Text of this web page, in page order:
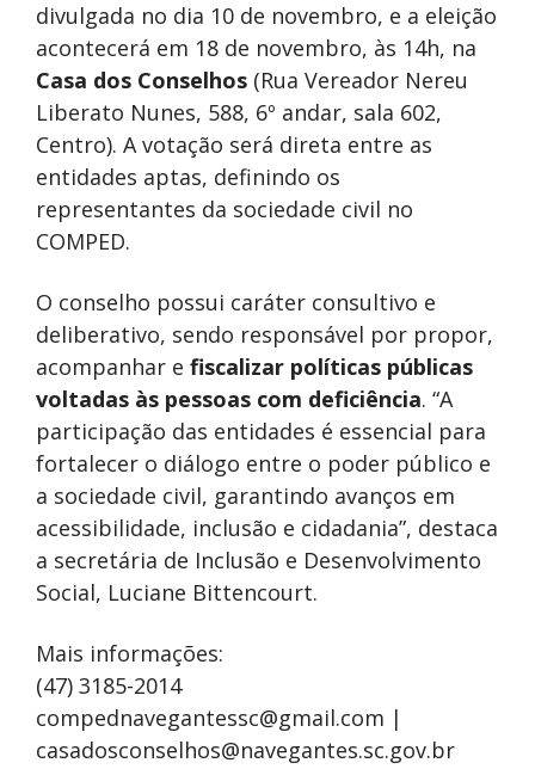
divulgada no dia 10 de novembro, e a eleição
acontecerá em 18 de novembro, às 14h, na
Casa dos Conselhos (Rua Vereador Nereu
Liberato Nunes, 588, 6º andar, sala 602,
Centro). A votação será direta entre as
entidades aptas, definindo os
representantes da sociedade civil no
COMPED.
O conselho possui caráter consultivo e
deliberativo, sendo responsável por propor,
acompanhar e fiscalizar políticas públicas
voltadas às pessoas com deficiência. “A
participação das entidades é essencial para
fortalecer o diálogo entre o poder público e
a sociedade civil, garantindo avanços em
acessibilidade, inclusão e cidadania”, destaca
a secretária de Inclusão e Desenvolvimento
Social, Luciane Bittencourt.
Mais informações:
(47) 3185-2014
compednavegantessc@gmail.com |
casadosconselhos@navegantes.sc.gov.br